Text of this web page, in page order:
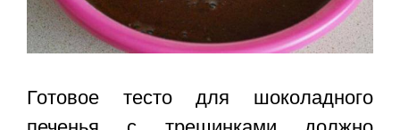
Готовое тесто для шоколадного